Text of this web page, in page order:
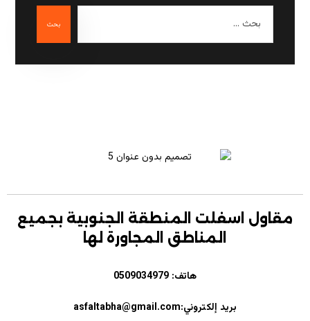
مقاول اسفلت المنطقة الجنوبية بجميع
المناطق المجاورة لها
هاتف: 0509034979
بريد إلكتروني:asfaltabha@gmail.com